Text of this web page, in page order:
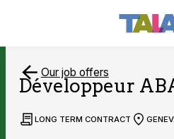
Our job offers
Développeur
LONG TERM CONTRACT